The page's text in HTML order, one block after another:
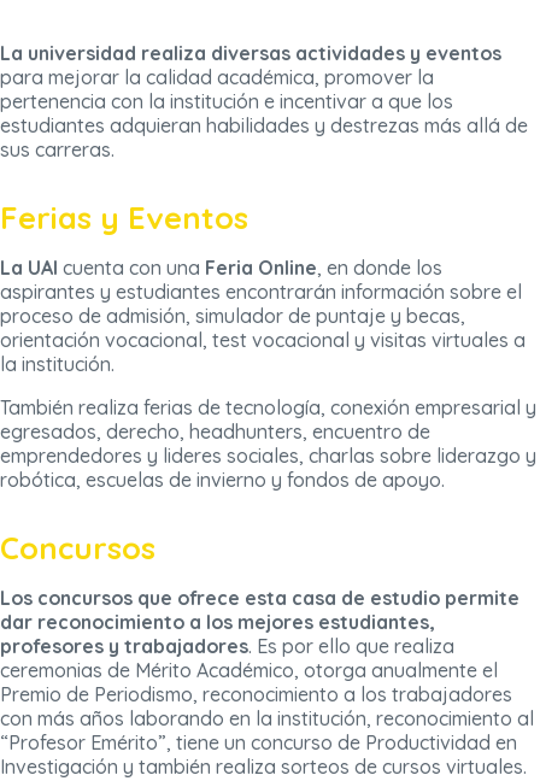
La universidad realiza diversas actividades y eventos
para mejorar la calidad académica, promover la
pertenencia con la institución e incentivar a que los
estudiantes adquieran habilidades y destrezas más allá de
sus carreras.
Ferias y Eventos
La UAI cuenta con una Feria Online, en donde los
aspirantes y estudiantes encontrarán información sobre el
proceso de admisión, simulador de puntaje y becas,
orientación vocacional, test vocacional y visitas virtuales a
la institución.
También realiza ferias de tecnología, conexión empresarial y
egresados, derecho, headhunters, encuentro de
emprendedores y lideres sociales, charlas sobre liderazgo y
robótica, escuelas de invierno y fondos de apoyo.
Concursos
Los concursos que ofrece esta casa de estudio permite
dar reconocimiento a los mejores estudiantes,
profesores y trabajadores. Es por ello que realiza
ceremonias de Mérito Académico, otorga anualmente el
Premio de Periodismo, reconocimiento a los trabajadores
con más años laborando en la institución, reconocimiento al
“Profesor Emérito”, tiene un concurso de Productividad en
Investigación y también realiza sorteos de cursos virtuales.